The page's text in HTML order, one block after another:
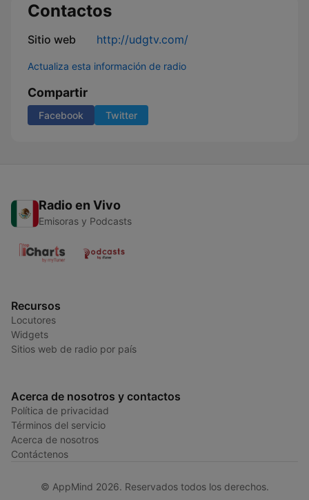
Contactos
Sitio web http://udgtv.com/
Actualiza esta información de radio
Compartir
Facebook Twitter
Radio en Vivo
Emisoras y Podcasts
Recursos
Locutores
Widgets
Sitios web de radio por país
Acerca de nosotros y contactos
Política de privacidad
Términos del servicio
Acerca de nosotros
Contáctenos
© AppMind 2026. Reservados todos los derechos.